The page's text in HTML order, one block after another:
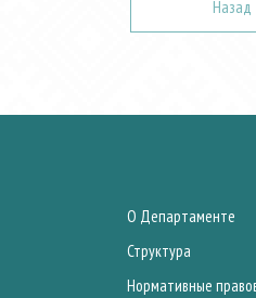
Назад
О Департаменте
Структура
Нормативные